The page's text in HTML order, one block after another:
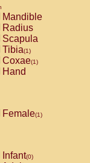
Mandible
Radius
Scapula
Tibia(1)
Coxae(1)
Hand
Female(1)
Infant(0)